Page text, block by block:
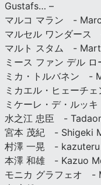
Gustafs… –
マルコ マラン -
マルセル ワンダー
マルト スタム -
ミース ファン デル
ミカ・トルバネン -
ミカエル・ヒェーチ
ミケーレ・デ・ルッ
水之江 忠臣 -
宮本 茂紀 - Shigeki
村澤 一晃 - kazuteru
本澤 和雄 - Kazuo
モニカ グラフェオ -